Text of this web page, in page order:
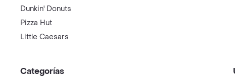
Dunkin' Donuts
Pizza Hut
Little Caesars
Categorías